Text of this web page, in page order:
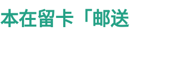
在留卡「邮送